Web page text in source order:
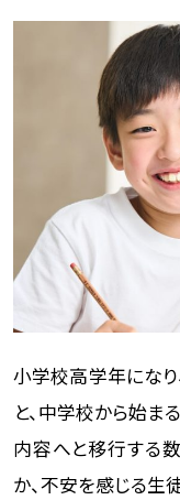
小学校高学年にな
と、中学校から始ま
内容へと移行する
か、不安を感じる生